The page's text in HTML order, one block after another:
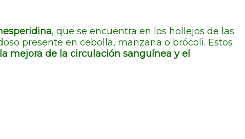
, que se encuentra en los hollejos de las
presente en cebolla, manzana o brócoli. Estos
mejora de la circulación sanguínea y el